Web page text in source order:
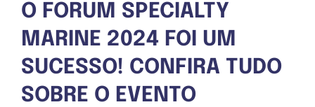
O FORUM SPECIALTY
MARINE 2024 FOI UM
SUCESSO! CONFIRA TUDO
SOBRE O EVENTO